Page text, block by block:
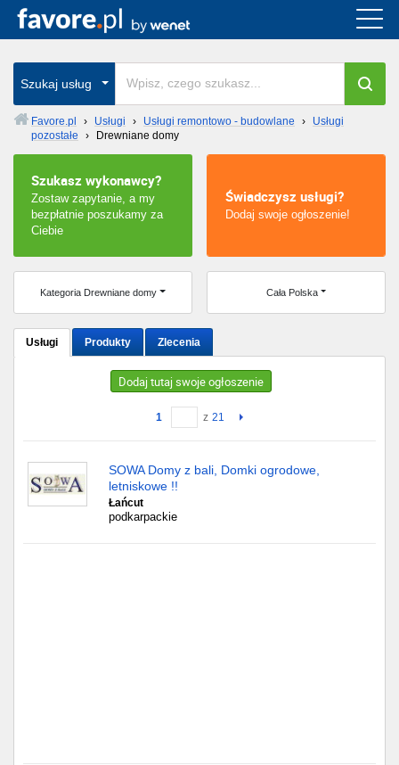
Szukaj usług
Favore.pl › Usługi › Usługi remontowo - budowlane ›
Usługi
pozostałe
› Drewniane domy
Szukasz wykonawcy?
Zostaw zapytanie, a my
bezpłatnie poszukamy za
Ciebie
Świadczysz usługi?
Dodaj swoje ogłoszenie!
Kategoria Drewniane domy Cała Polska
Usługi Produkty Zlecenia
Dodaj tutaj swoje ogłoszenie
1 z 21
SOWA Domy z bali, Domki ogrodowe,
letniskowe !!
Łańcut
podkarpackie
Cała Polska
wszystkie w całym kraju
Wrocław
Kraków
Poznań
Łódź
Katowice
Chorzów